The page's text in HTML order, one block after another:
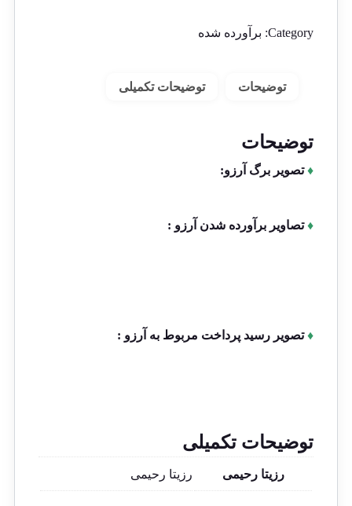
Category: برآورده شده
توضیحات توضیحات تکمیلی
توضیحات
♦تصویر برگ آرزو:
♦تصاویر برآورده شدن آرزو :
♦تصویر رسید پرداخت مربوط به آرزو :
توضیحات تکمیلی
رزیتا رحیمی رزیتا رحیمی